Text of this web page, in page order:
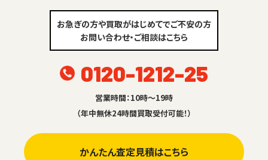
お急ぎの方や買取がはじめてでご不安の方
お問い合わせ・ご相談はこちら
0120-1212-25
営業時間：10時～19時
（年中無休24時間買取受付可能！）
かんたん査定見積はこちら